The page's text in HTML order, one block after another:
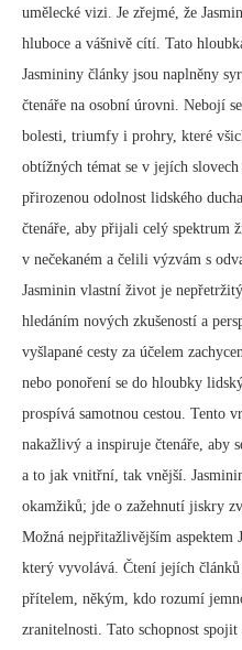
umělecké vizi. Je zřejmé, že
hluboce a vášnivě cítí. Tato
Jasmininy články jsou naplněny
čtenáře na osobní úrovni. Nebojí
bolesti, triumfy i prohry, které
obtížných témat se v jejích
přirozenou odolnost lidského
čtenáře, aby přijali celý spektrum
v nečekaném a čelili výzvám s
Jasminin vlastní život je
hledáním nových zkušeností a
vyšlapané cesty za účelem
nebo ponoření se do hloubky
prospívá samotnou cestou. Tento
nakažlivý a inspiruje čtenáře, aby
a to jak vnitřní, tak vnější.
okamžiků; jde o zažehnutí jiskry
Možná nejpřitažlivějším
který vyvolává. Čtení jejích
přítelem, někým, kdo rozumí
zranitelnosti. Tato schopnost